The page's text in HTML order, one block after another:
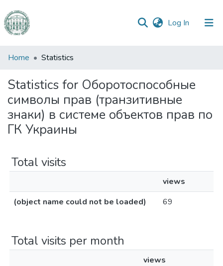
Log In (current)
Communities
Collections
All of DSpace
Home Statistics
Statistics for Оборотоспособные
символы прав (транзитивные
знаки) в системе объектов прав по
ГК Украины
Total visits
views
(object name could not be loaded)
69
Total visits per month
views